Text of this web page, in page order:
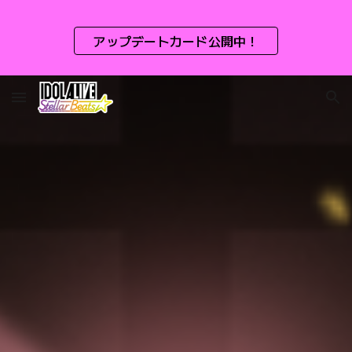
Skip to main content Skip to navigation
アップデートカード公開中！